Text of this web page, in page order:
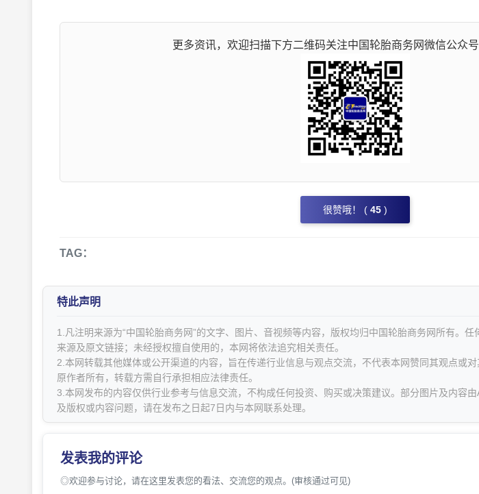
更多资讯，欢迎扫描下方二维码关注中国轮胎商务网微信公众号
很赞哦！ ( 45 )
TAG：
特此声明
1.凡注明来源为“中国轮胎商务网”的文字、图片、音视频等内容，版权均归中国轮胎商务网所有。
来源及原文链接；未经授权擅自使用的，本网将依法追究相关责任。
2.本网转载其他媒体或公开渠道的内容，旨在传递行业信息与观点交流，不代表本网赞同其观点或
原作者所有，转载方需自行承担相应法律责任。
3.本网发布的内容仅供行业参考与信息交流，不构成任何投资、购买或决策建议。部分图片及内容
及版权或内容问题，请在发布之日起7日内与本网联系处理。
发表我的评论
◎欢迎参与讨论，请在这里发表您的看法、交流您的观点。(审核通过可见)